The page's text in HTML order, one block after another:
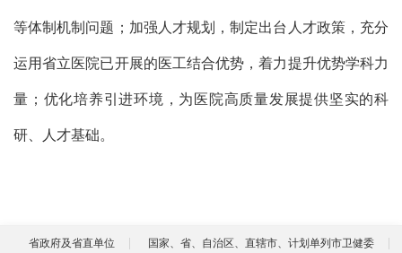
等体制机制问题；加强人才规划，制定出台人才政策，充分
运用省立医院已开展的医工结合优势，着力提升优势学科力
量；优化培养引进环境，为医院高质量发展提供坚实的科
研、人才基础。
省政府及省直单位 国家、省、自治区、直辖市、计划单列市卫健委